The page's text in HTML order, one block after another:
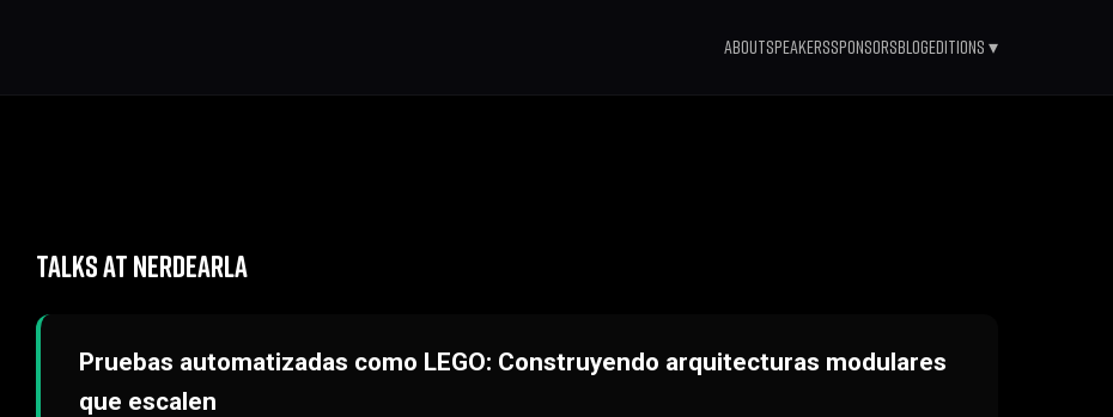
AboutSpeakersSponsorsBlogEditions ▾
TALKS AT NERDEARLA
Pruebas automatizadas como LEGO: Construyendo arquitecturas modulares
que escalen